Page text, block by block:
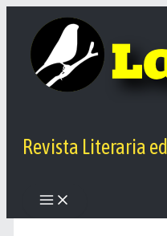
contenido
Revista Literaria